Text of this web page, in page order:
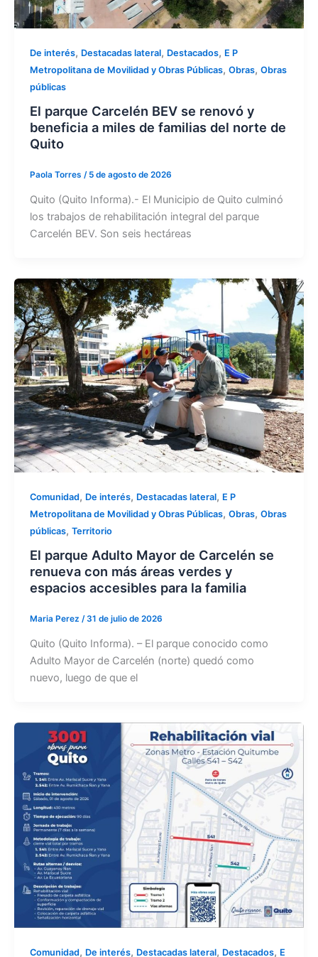
De interés, Destacadas lateral, Destacados, E P
Metropolitana de Movilidad y Obras Públicas, Obras, Obras
públicas
El parque Carcelén BEV se renovó y
beneficia a miles de familias del norte de
Quito
Paola Torres / 5 de agosto de 2026
Quito (Quito Informa).- El Municipio de Quito culminó
los trabajos de rehabilitación integral del parque
Carcelén BEV. Son seis hectáreas
Comunidad, De interés, Destacadas lateral, E P
Metropolitana de Movilidad y Obras Públicas, Obras, Obras
públicas, Territorio
El parque Adulto Mayor de Carcelén se
renueva con más áreas verdes y
espacios accesibles para la familia
Maria Perez /31 de julio de 2026
Quito (Quito Informa). – El parque conocido como
Adulto Mayor de Carcelén (norte) quedó como
nuevo, luego de que el
Comunidad, De interés, Destacadas lateral, Destacados, E